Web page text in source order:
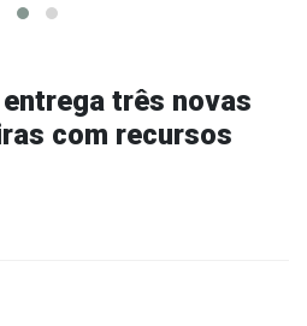
três novas
com recursos